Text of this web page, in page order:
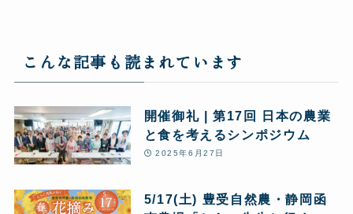
こんな記事も読まれています
開催御礼 | 第17回 日本の農業
と食を考えるシンポジウム
2025年6月27日
5/17(土) 豊受自然農・静岡函